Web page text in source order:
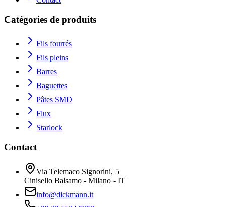
Catégories de produits
Fils fourrés
Fils pleins
Barres
Baguettes
Pâtes SMD
Flux
Starlock
Contact
Via Telemaco Signorini, 5
Cinisello Balsamo - Milano - IT
info@dickmann.it